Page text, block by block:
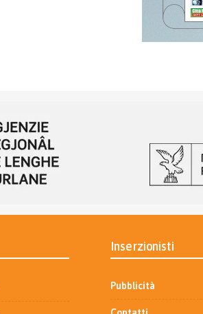
Inserzionisti
Pubblicità